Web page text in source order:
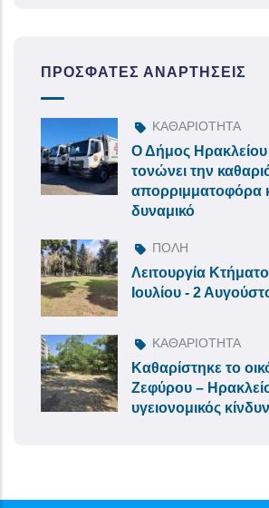
ΠΡΌΣΦΑΤΕΣ ΑΝΑΡΤΉΣΕΙΣ
ΚΑΘΑΡΙΟΤΗΤΑ
Ο Δήμος Ηρακλείου
τονώνει την
απορριμματοφόρα
δυναμικό
ΠΟΛΗ
Λειτουργία
Ιουλίου - 2
ΚΑΘΑΡΙΟΤΗΤΑ
Καθαρίστηκε το
Ζεφύρου –
υγειονομικός